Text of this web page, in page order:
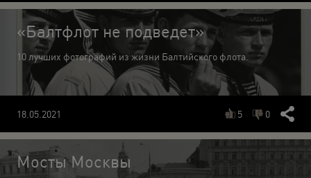
«Балтфлот не подведет»
10 лучших фотографий из жизни Балтийского флота.
18.05.2021 5 0
Мосты Москвы